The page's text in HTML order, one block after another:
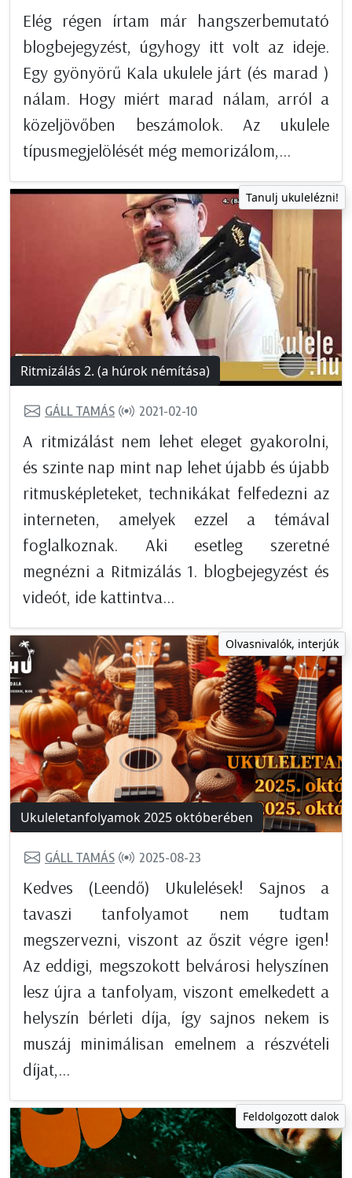
Elég régen írtam már hangszerbemutató
blogbejegyzést, úgyhogy itt volt az ideje.
Egy gyönyörű Kala ukulele járt (és marad )
nálam. Hogy miért marad nálam, arról a
közeljövőben beszámolok. Az ukulele
típusmegjelölését még memorizálom,...
Tanulj ukulelézni!
Ritmizálás 2. (a húrok némítása)
GÁLL TAMÁS 2021-02-10
A ritmizálást nem lehet eleget gyakorolni,
és szinte nap mint nap lehet újabb és újabb
ritmusképleteket, technikákat felfedezni az
interneten, amelyek ezzel a témával
foglalkoznak. Aki esetleg szeretné
megnézni a Ritmizálás 1. blogbejegyzést és
videót, ide kattintva...
Olvasnivalók, interjúk
Ukuleletanfolyamok 2025 októberében
GÁLL TAMÁS 2025-08-23
Kedves (Leendő) Ukulelések! Sajnos a
tavaszi tanfolyamot nem tudtam
megszervezni, viszont az őszit végre igen!
Az eddigi, megszokott belvárosi helyszínen
lesz újra a tanfolyam, viszont emelkedett a
helyszín bérleti díja, így sajnos nekem is
muszáj minimálisan emelnem a részvételi
díjat,...
Feldolgozott dalok